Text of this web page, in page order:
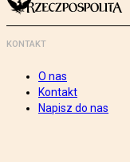
KONTAKT
O nas
Kontakt
Napisz do nas